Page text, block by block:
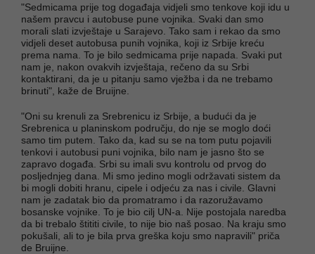
"Sedmicama prije tog događaja vidjeli smo tenkove koji idu u
našem pravcu i autobuse pune vojnika. Svaki dan smo
morali slati izvještaje u Sarajevo. Tako sam i rekao da smo
vidjeli deset autobusa punih vojnika, koji iz Srbije kreću
prema nama. To je bilo sedmicama prije napada. Svaki put
nam je, nakon ovakvih izvještaja, rečeno da su Srbi
kontaktirani, da je u pitanju samo vježba i da ne trebamo
brinuti", kaže de Bruijne.
"Oni su krenuli za Srebrenicu iz Srbije, a budući da je
Srebrenica u planinskom području, do nje se moglo doći
samo tim putem. Tako da, kad su se na tom putu pojavili
tenkovi i autobusi puni vojnika, bilo nam je jasno što se
zapravo događa. Srbi su imali svu kontrolu od prvog do
posljednjeg dana. Mi smo jedino mogli održavati sistem da
bi mogli dobiti hranu, cipele i odjeću za nas i civile. Glavni
nam je zadatak bio da promatramo i da razoružavamo
bosanske vojnike. To je bio cilj UN-a. Nije postojala naredba
da bi trebalo štititi civile, to nije bio naš posao. Na kraju smo
pokušali, ali to je bila prva greška koju smo napravili" priča
de Bruijne.